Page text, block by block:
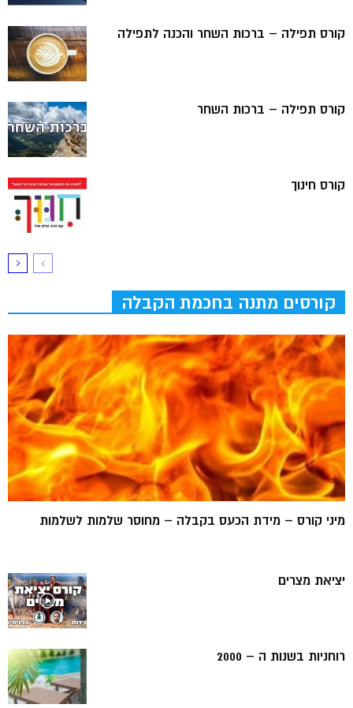
קורס תפילה – ברכות השחר והכנה לתפילה
קורס תפילה – ברכות השחר
קורס חינוך
קורסים מתנה בחכמת הקבלה
מיני קורס – מידת הכעס בקבלה – מחוסר שלמות לשלמות
יציאת מצרים
רוחניות בשנות ה – 2000